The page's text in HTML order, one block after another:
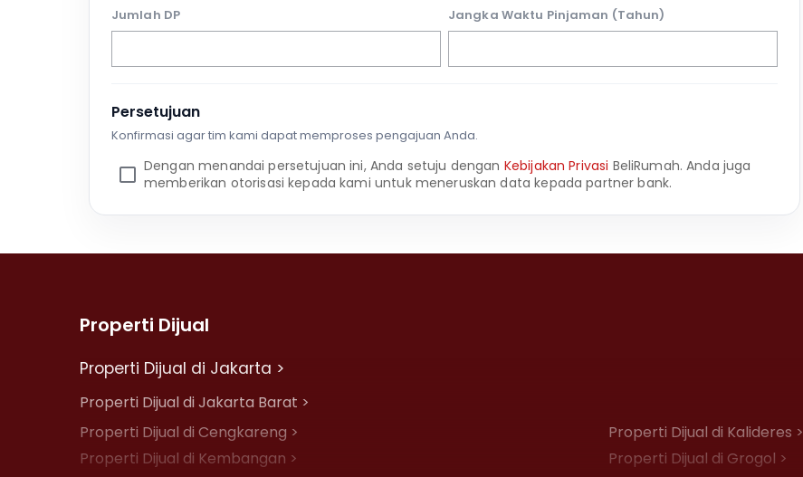
Jumlah DP
Jangka Waktu Pinjaman (Tahun)
Persetujuan
Konfirmasi agar tim kami dapat memproses pengajuan Anda.
Dengan menandai persetujuan ini, Anda setuju dengan Kebijakan Privasi BeliRumah. Anda juga
memberikan otorisasi kepada kami untuk meneruskan data kepada partner bank.
Properti Dijual
Properti Dijual di Jakarta >
Properti Dijual di Jakarta Barat >
Properti Dijual di Cengkareng >
Properti Dijual di Kalideres >
Properti Dijual di Kembangan >
Properti Dijual di Grogol >